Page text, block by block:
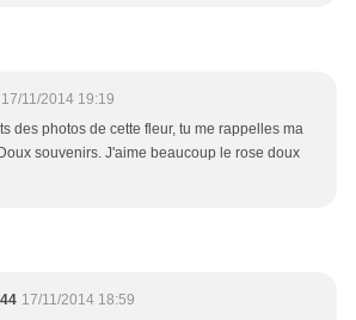
17/11/2014 19:19
des photos de cette fleur, tu me rappelles ma
souvenirs. J'aime beaucoup le rose doux
17/11/2014 18:59